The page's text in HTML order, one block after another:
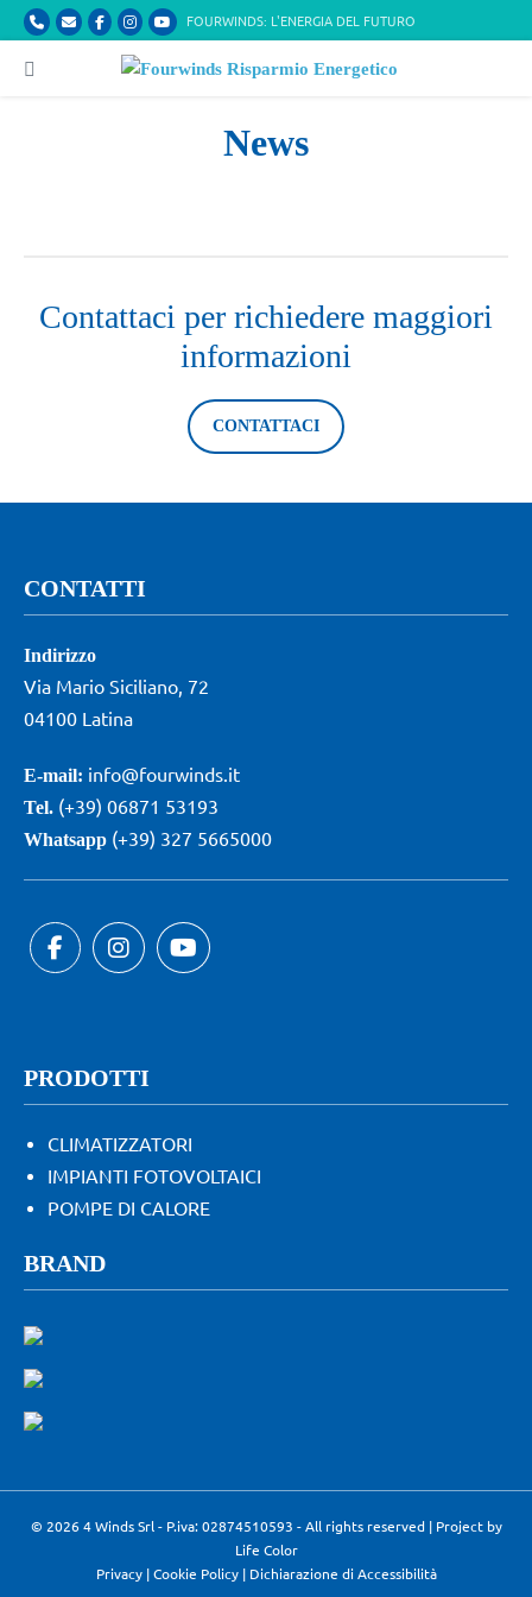
Salta
al
contenuto
FOURWINDS: L'ENERGIA DEL FUTURO
News
Contattaci per richiedere maggiori
informazioni
CONTATTACI
CONTATTI
Indirizzo
Via Mario Siciliano, 72
04100 Latina
E-mail: info@fourwinds.it
Tel. (+39) 06871 53193
Whatsapp (+39) 327 5665000
PRODOTTI
CLIMATIZZATORI
IMPIANTI FOTOVOLTAICI
POMPE DI CALORE
BRAND
© 2026 4 Winds Srl - P.iva: 02874510593 - All rights reserved | Project by
Life Color
Privacy| Cookie Policy| Dichiarazione di Accessibilità